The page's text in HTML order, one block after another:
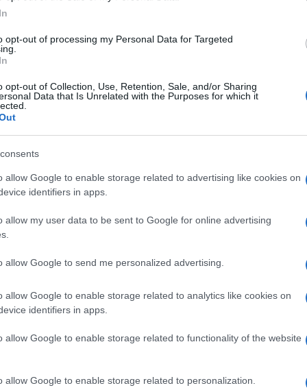
opt-out of processing my Personal Data for Targeted
opt-out of Collection, Use, Retention, Sale, and/or Sharing
Data that Is Unrelated with the Purposes for which it
allow Google to enable storage related to advertising like cookies on
identifiers in apps.
allow my user data to be sent to Google for online advertising
allow Google to send me personalized advertising.
allow Google to enable storage related to analytics like cookies on
identifiers in apps.
allow Google to enable storage related to functionality of the website
allow Google to enable storage related to personalization.
színészi alakításért járó díjra Topolnak,
hogy ő a tökéletes Tevje,
aki ilyen fokú nemzetközi
során Topol még több tucat filmben
köztük az 1981-es „Csak a te
című filmben Galileo Galilei tudóst
című űroperában is szerepelt.
legjobban azonban mindig is Tevje
is eljátszotta a karaktert a
a Broadway felújításában is,
2009-ben búcsút vett egy amerikai
több mint 3500 alkalommal játszotta Tevje
kezdte Tevje karrierjét, sminkkel és
éves korában fejezte be a szerepben töltött